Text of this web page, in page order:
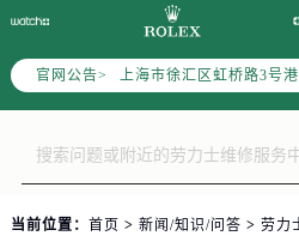
官网公告>
节假日正常营业！
当前位置： 首页 > 新闻/知识/问答 > 劳力